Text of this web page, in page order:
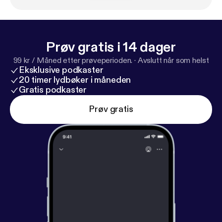
Prøv gratis i 14 dager
99 kr / Måned etter prøveperioden. · Avslutt når som helst
Eksklusive podkaster
20 timer lydbøker i måneden
Gratis podkaster
Prøv gratis